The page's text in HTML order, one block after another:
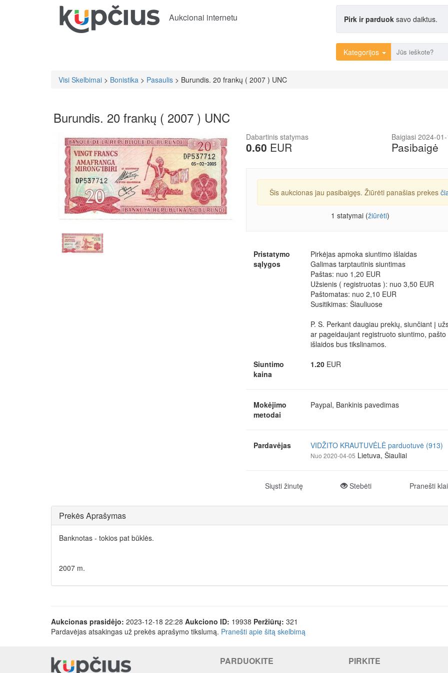
Aukcionai internetu Pirk ir parduok savo daiktus.
Kategorijos
Visi Skelbimai > Bonistika > Pasaulis > Burundis. 20 frankų ( 2007 ) UNC
Burundis. 20 frankų ( 2007 ) UNC
Dabartinis statymas
0.60 EUR
Baigiasi 2024-
Pasibaigė
Šis aukcionas jau pasibaigęs. Žiūrėti panašias prekes
1 statymai (žiūrėti)
Pristatymo
sąlygos
Pirkėjas apmoka siuntimo išlaidas
Galimas tarptautinis siuntimas
Paštas: nuo 1,20 EUR
Užsienis ( registruotas ): nuo 3,50 EUR
Paštomatas: nuo 2,10 EUR
Susitikimas: Šiauliuose
P. S. Perkant daugiau prekių, siunčiant į
ar pageidaujant registruoto siuntimo, pašto
išlaidos bus tikslinamos.
Siuntimo
kaina
1.20 EUR
Mokėjimo
metodai
Paypal, Bankinis pavedimas
Pardavėjas VIDŽITO KRAUTUVĖLĖ parduotuvė (913)
Nuo 2020-04-05 Lietuva, Šiauliai
Siųsti žinutę Stebėti Pranešti
Prekės Aprašymas
Banknotas - tokios pat būklės.
2007 m.
Aukcionas prasidėjo: 2023-12-18 22:28 Aukciono ID: 19938 Peržiūrų: 321
Pardavėjas atsakingas už prekės aprašymo tikslumą. Pranešti apie šitą skelbimą
PARDUOKITE PIRKITE